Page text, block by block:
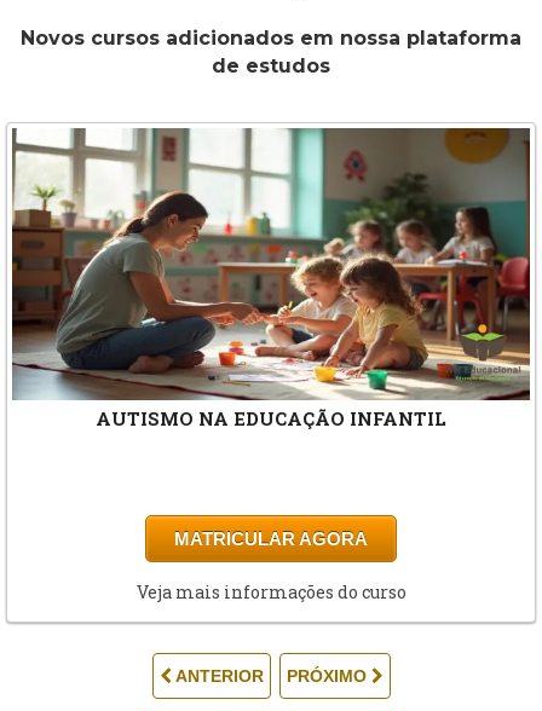
Novos cursos adicionados em nossa plataforma
de estudos
MONITOR ESCOLAR
MATRICULAR AGORA
Veja mais informações do curso
ANTERIOR PRÓXIMO